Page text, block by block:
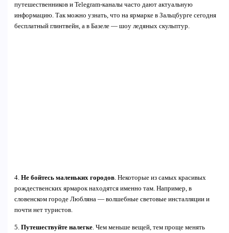
путешественников и Telegram-каналы часто дают актуальную
информацию. Так можно узнать, что на ярмарке в Зальцбурге сегодня
бесплатный глинтвейн, а в Базеле — шоу ледяных скульптур.
4. Не бойтесь маленьких городов. Некоторые из самых красивых
рождественских ярмарок находятся именно там. Например, в
словенском городе Любляна — волшебные световые инсталляции и
почти нет туристов.
5. Путешествуйте налегке. Чем меньше вещей, тем проще менять